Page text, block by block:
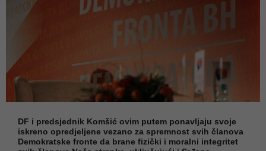
DF i predsjednik Komšić ovim putem ponavljaju svoje
iskreno opredjeljene vezano za spremnost svih članova
Demokratske fronte da brane fizički i moralni integritet